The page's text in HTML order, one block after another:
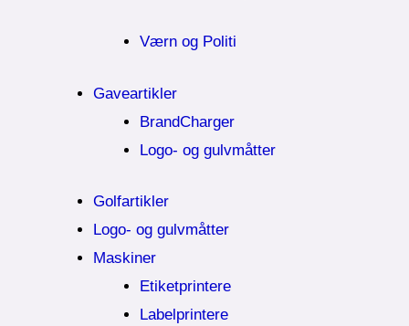
Værn og Politi
Gaveartikler
BrandCharger
Logo- og gulvmåtter
Golfartikler
Logo- og gulvmåtter
Maskiner
Etiketprintere
Labelprintere